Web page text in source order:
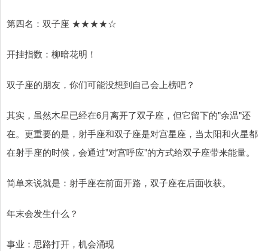
第四名：双子座 ★★★★☆
开挂指数：柳暗花明！
双子座的朋友，你们可能没想到自己会上榜吧？
其实，虽然木星已经在6月离开了双子座，但它留下的"余温"还
在。更重要的是，射手座和双子座是对宫星座，当太阳和火星都
在射手座的时候，会通过"对宫呼应"的方式给双子座带来能量。
简单来说就是：射手座在前面开路，双子座在后面收获。
年末会发生什么？
事业：思路打开，机会涌现